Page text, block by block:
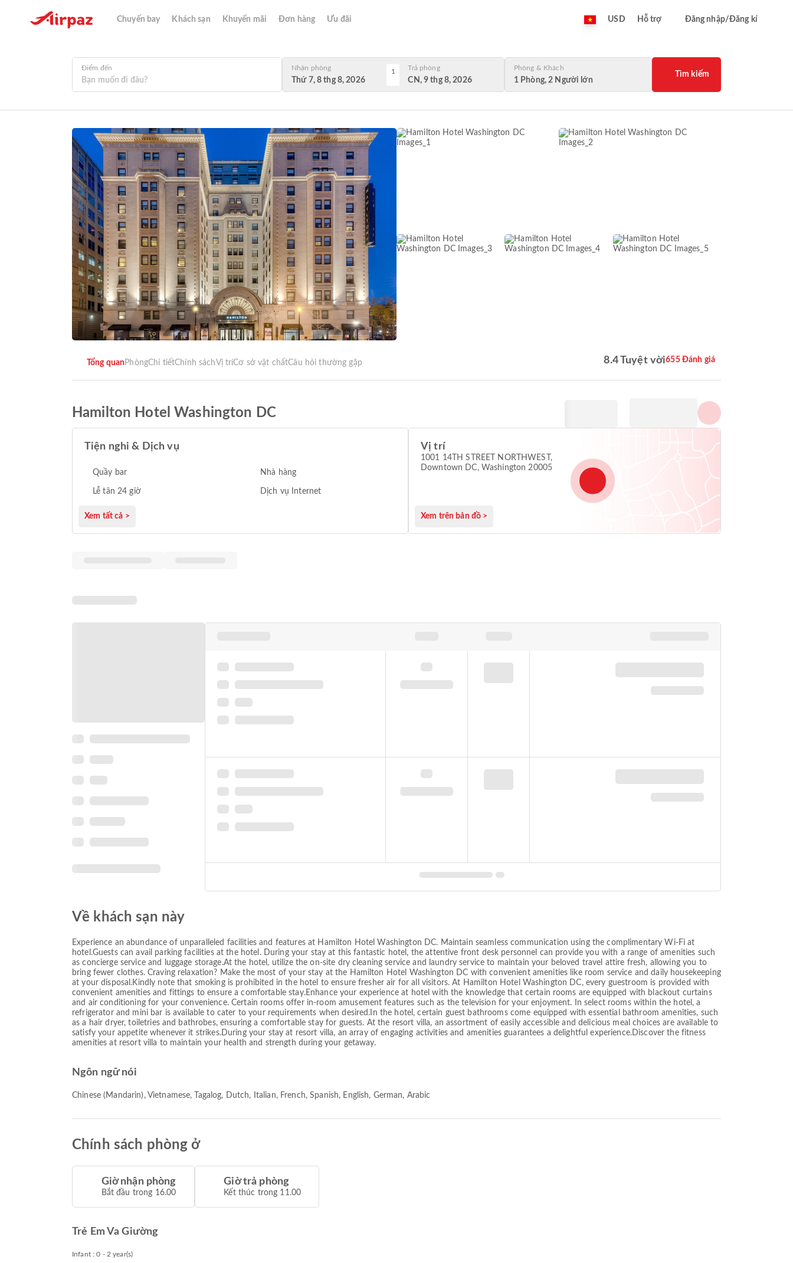
Chuyến bay Khách sạn Khuyến mãi Đơn hàng Ưu đãi USD Hỗ trợ Đăng nhập/Đăng kí
Điểm đến Nhận phòng
Thứ 7, 8 thg 8, 2026
1 Trả phòng
CN, 9 thg 8, 2026
Phòng & Khách
1 Phòng, 2 Người lớn
Tìm kiếm
Tổng quanPhòngChi tiếtChính sách Vị tríCơ sở vật chấtCâu hỏi thường gặp 8.4 Tuyệt vời655 Đánh giá
Hamilton Hotel Washington DC
Tiện nghi & Dịch vụ
Quầy bar Nhà hàng
Lễ tân 24 giờ Dịch vụ Internet
Xem tất cả >
Vị trí
1001 14TH STREET NORTHWEST,
Downtown DC, Washington 20005
Xem trên bản đồ >
Về khách sạn này
Experience an abundance of unparalleled facilities and features at Hamilton Hotel Washington DC. Maintain seamless communication using the complimentary Wi-Fi at
hotel.Guests can avail parking facilities at the hotel. During your stay at this fantastic hotel, the attentive front desk personnel can provide you with a range of amenities such
as concierge service and luggage storage.At the hotel, utilize the on-site dry cleaning service and laundry service to maintain your beloved travel attire fresh, allowing you to
bring fewer clothes. Craving relaxation? Make the most of your stay at the Hamilton Hotel Washington DC with convenient amenities like room service and daily housekeeping
at your disposal.Kindly note that smoking is prohibited in the hotel to ensure fresher air for all visitors. At Hamilton Hotel Washington DC, every guestroom is provided with
convenient amenities and fittings to ensure a comfortable stay.Enhance your experience at hotel with the knowledge that certain rooms are equipped with blackout curtains
and air conditioning for your convenience. Certain rooms offer in-room amusement features such as the television for your enjoyment. In select rooms within the hotel, a
refrigerator and mini bar is available to cater to your requirements when desired.In the hotel, certain guest bathrooms come equipped with essential bathroom amenities, such
as a hair dryer, toiletries and bathrobes, ensuring a comfortable stay for guests. At the resort villa, an assortment of easily accessible and delicious meal choices are available to
satisfy your appetite whenever it strikes.During your stay at resort villa, an array of engaging activities and amenities guarantees a delightful experience.Discover the fitness
amenities at resort villa to maintain your health and strength during your getaway.
Ngôn ngữ nói
Chinese (Mandarin), Vietnamese, Tagalog, Dutch, Italian, French, Spanish, English, German, Arabic
Chính sách phòng ở
Giờ nhận phòng
Bắt đầu trong 16.00
Giờ trả phòng
Kết thúc trong 11.00
Trẻ Em Va Giường
Infant : 0 - 2 year(s)